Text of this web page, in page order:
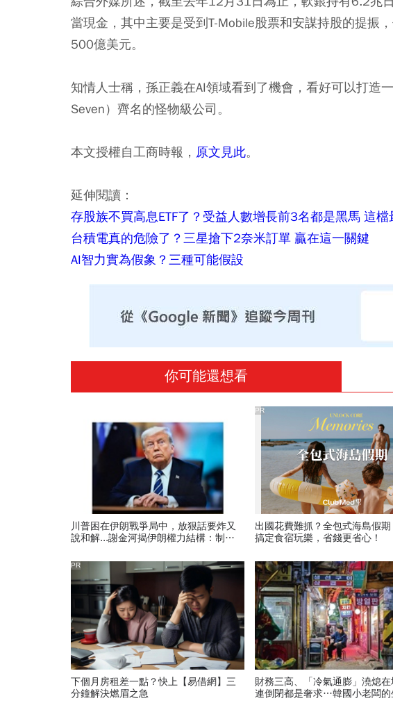
當現金，其中主要是受到T-Mobile股票和安謀持股的提振
500億美元。
知情人士稱，孫正義在AI領域看到了機會，看好可以打造
Seven）齊名的怪物級公司。
本文授權自工商時報， 原文見此。
延伸閱讀：
存股族不買高息ETF了？受益人數增長前3名都是黑馬 這檔
台積電真的危險了？三星搶下2奈米訂單 贏在這一關鍵
AI智力實為假象？三種可能假設
你可能還想看
川普困在伊朗戰爭局中，放狠話要炸又
說和解...謝金河揭伊朗權力結構：制度
出國花費難抓？全包式海島假
搞定食宿玩樂，省錢更省心！
PR
下個月房租差一點？快上【易借網】三
分鐘解決燃眉之急
PR
財務三高、「冷氣通膨」澆熄在
連倒閉都是奢求…韓國小老闆的